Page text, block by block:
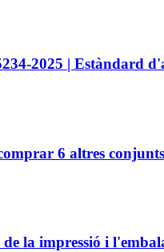
2025 | Estàndard
6 altres conjunts
la impressió i